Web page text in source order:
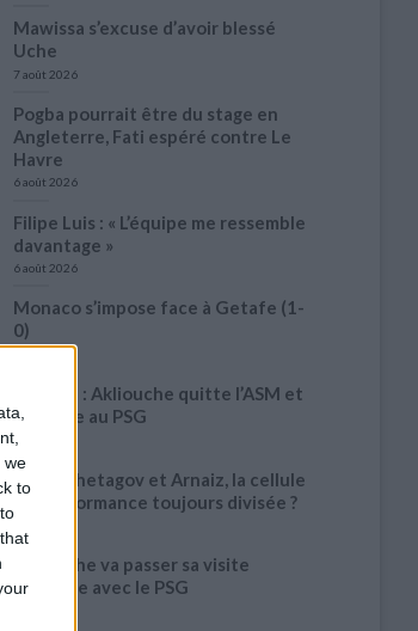
we
to
Mawissa s’excuse d’avoir blessé
Uche
7 août 2026
Pogba pourrait être du stage en
Angleterre, Fati espéré contre Le
Havre
6 août 2026
Filipe Luis : « L’équipe me ressemble
davantage »
6 août 2026
Monaco s’impose face à Getafe (1-
0)
6 août 2026
Officiel : Akliouche quitte l’ASM et
s’engage au PSG
6 août 2026
Entre Khetagov et Arnaiz, la cellule
de performance toujours divisée ?
Akliouche va passer sa visite
médicale avec le PSG